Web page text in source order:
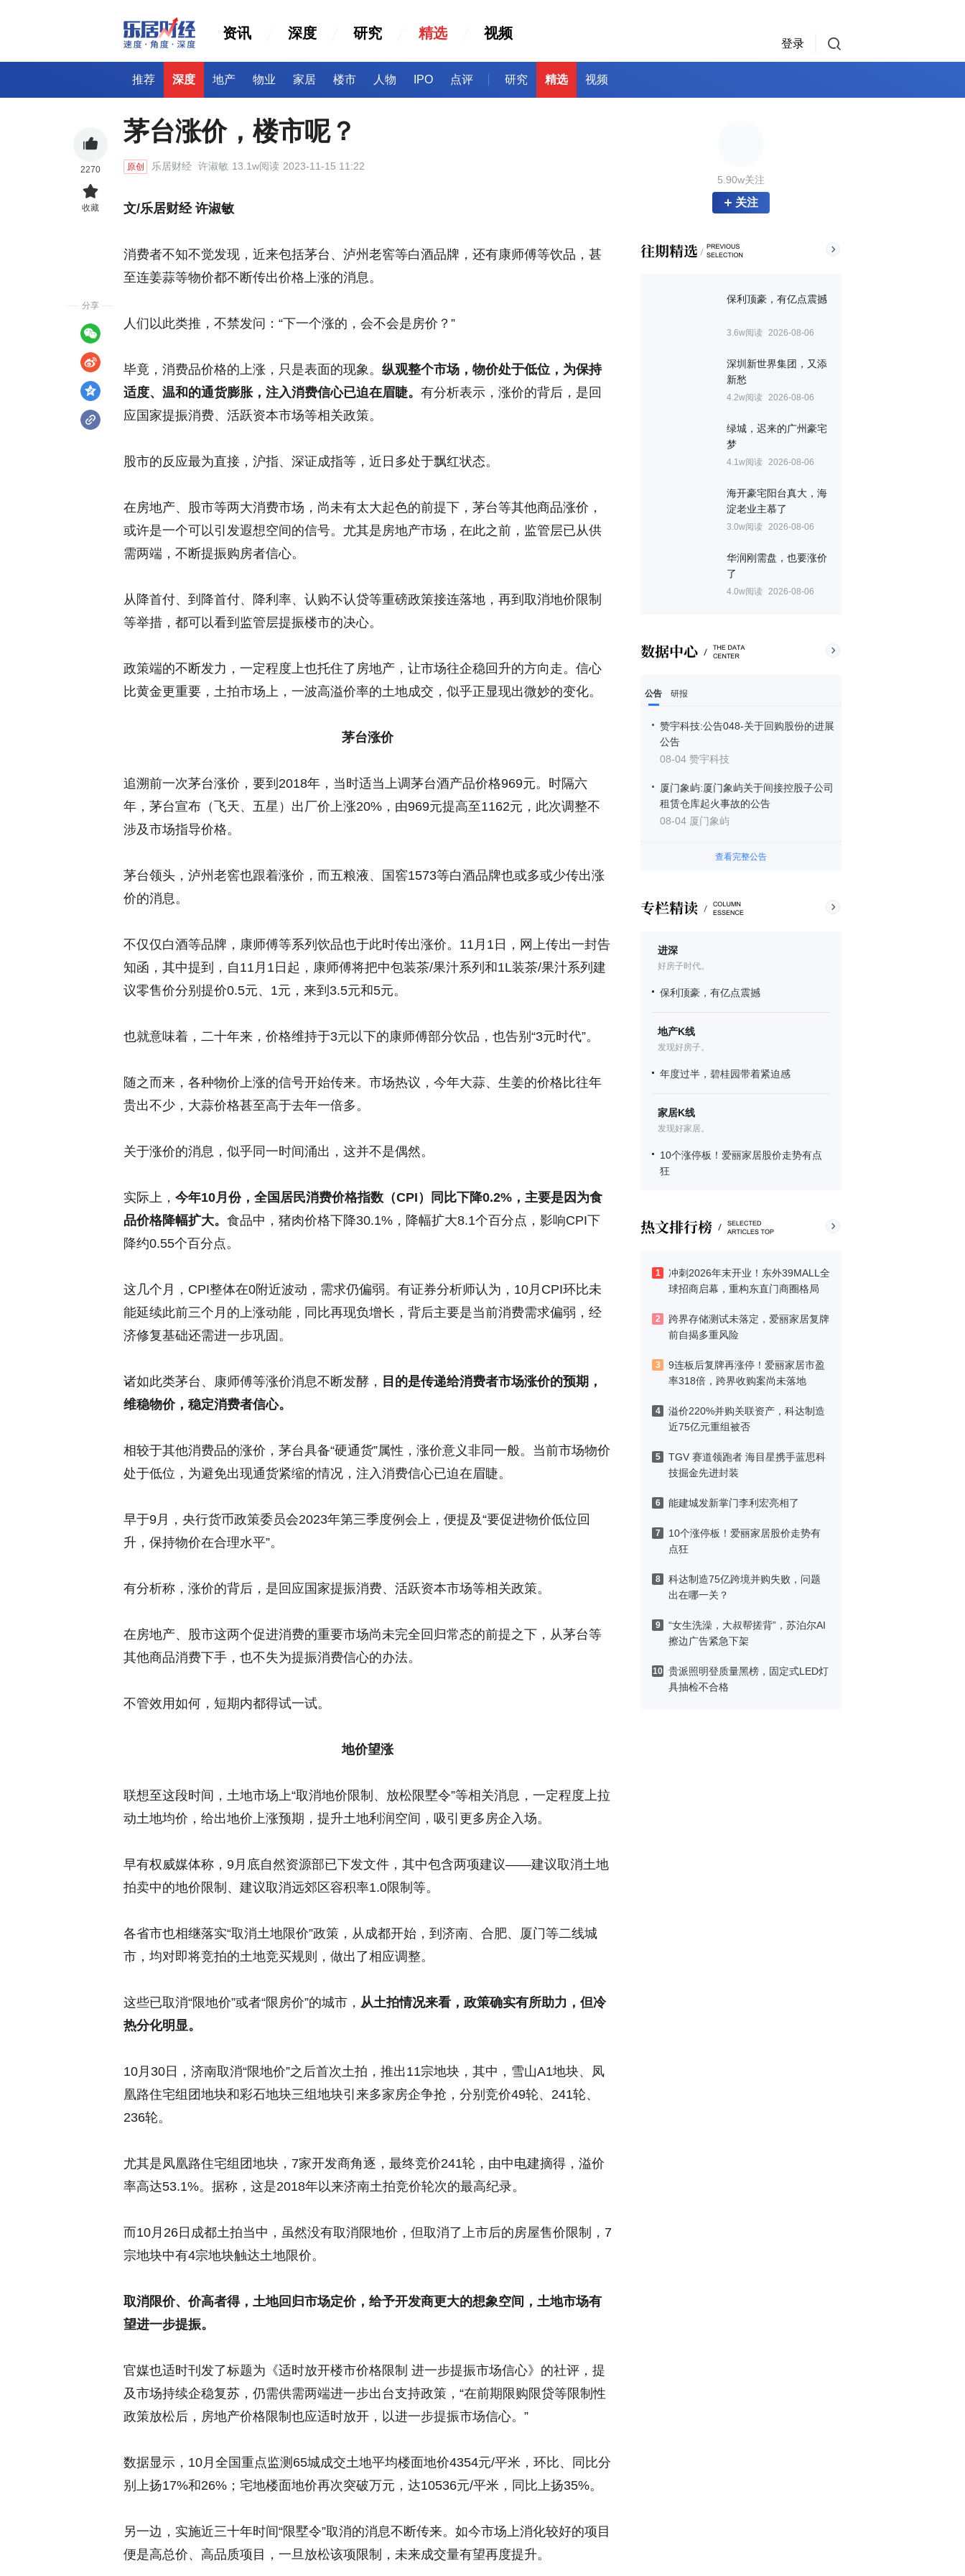
资讯 深度 研究 精选 视频
登录
推荐 深度 地产 物业 家居 楼市 人物 IPO 点评 研究 精选 视频
5.90w关注
关注
保利顶豪，有亿点震撼
3.6w阅读 2026-08-06
深圳新世界集团，又添
新愁
4.2w阅读 2026-08-06
绿城，迟来的广州豪宅
梦
4.1w阅读 2026-08-06
海开豪宅阳台真大，海
淀老业主慕了
3.0w阅读 2026-08-06
华润刚需盘，也要涨价
了
4.0w阅读 2026-08-06
公告 研报
赞宇科技:公告048-关于回购股份的进展
公告
08-04 赞宇科技
厦门象屿:厦门象屿关于间接控股子公司
租赁仓库起火事故的公告
08-04 厦门象屿
查看完整公告
进深
好房子时代。
保利顶豪，有亿点震撼
地产K线
发现好房子。
年度过半，碧桂园带着紧迫感
家居K线
发现好家居。
10个涨停板！爱丽家居股价走势有点
狂
1
冲刺2026年末开业！东外39MALL全
球招商启幕，重构东直门商圈格局
2
跨界存储测试未落定，爱丽家居复牌
前自揭多重风险
3
9连板后复牌再涨停！爱丽家居市盈
率318倍，跨界收购案尚未落地
4
溢价220%并购关联资产，科达制造
近75亿元重组被否
5
TGV 赛道领跑者 海目星携手蓝思科
技掘金先进封装
6 能建城发新掌门李利宏亮相了
7
10个涨停板！爱丽家居股价走势有
点狂
8
科达制造75亿跨境并购失败，问题
出在哪一关？
9
“女生洗澡，大叔帮搓背”，苏泊尔AI
擦边广告紧急下架
10 贵派照明登质量黑榜，固定式LED灯
具抽检不合格
茅台涨价，楼市呢？
原创 乐居财经 许淑敏 13.1w阅读 2023-11-15 11:22
文/乐居财经 许淑敏
消费者不知不觉发现，近来包括茅台、泸州老窖等白酒品牌，还有康师傅等饮品，甚
至连姜蒜等物价都不断传出价格上涨的消息。
人们以此类推，不禁发问：“下一个涨的，会不会是房价？”
毕竟，消费品价格的上涨，只是表面的现象。 纵观整个市场，物价处于低位，为保持
适度、温和的通货膨胀，注入消费信心已迫在眉睫。 有分析表示，涨价的背后，是回
应国家提振消费、活跃资本市场等相关政策。
股市的反应最为直接，沪指、深证成指等，近日多处于飘红状态。
在房地产、股市等两大消费市场，尚未有太大起色的前提下，茅台等其他商品涨价，
或许是一个可以引发遐想空间的信号。尤其是房地产市场，在此之前，监管层已从供
需两端，不断提振购房者信心。
从降首付、到降首付、降利率、认购不认贷等重磅政策接连落地，再到取消地价限制
等举措，都可以看到监管层提振楼市的决心。
政策端的不断发力，一定程度上也托住了房地产，让市场往企稳回升的方向走。信心
比黄金更重要，土拍市场上，一波高溢价率的土地成交，似乎正显现出微妙的变化。
茅台涨价
追溯前一次茅台涨价，要到2018年，当时适当上调茅台酒产品价格969元。时隔六
年，茅台宣布（飞天、五星）出厂价上涨20%，由969元提高至1162元，此次调整不
涉及市场指导价格。
茅台领头，泸州老窖也跟着涨价，而五粮液、国窖1573等白酒品牌也或多或少传出涨
价的消息。
不仅仅白酒等品牌，康师傅等系列饮品也于此时传出涨价。11月1日，网上传出一封告
知函，其中提到，自11月1日起，康师傅将把中包装茶/果汁系列和1L装茶/果汁系列建
议零售价分别提价0.5元、1元，来到3.5元和5元。
也就意味着，二十年来，价格维持于3元以下的康师傅部分饮品，也告别“3元时代”。
随之而来，各种物价上涨的信号开始传来。市场热议，今年大蒜、生姜的价格比往年
贵出不少，大蒜价格甚至高于去年一倍多。
关于涨价的消息，似乎同一时间涌出，这并不是偶然。
实际上， 今年10月份，全国居民消费价格指数（CPI）同比下降0.2% ，主要是因为食
品价格降幅扩大。 食品中，猪肉价格下降30.1%，降幅扩大8.1个百分点，影响CPI下
降约0.55个百分点。
这几个月，CPI整体在0附近波动，需求仍偏弱。有证券分析师认为，10月CPI环比未
能延续此前三个月的上涨动能，同比再现负增长，背后主要是当前消费需求偏弱，经
济修复基础还需进一步巩固。
诸如此类茅台、康师傅等涨价消息不断发酵， 目的是传递给消费者市场涨价的预期，
维稳物价，稳定消费者信心。
相较于其他消费品的涨价，茅台具备“硬通货”属性，涨价意义非同一般。当前市场物价
处于低位，为避免出现通货紧缩的情况，注入消费信心已迫在眉睫。
早于9月，央行货币政策委员会2023年第三季度例会上，便提及“要促进物价低位回
升，保持物价在合理水平”。
有分析称，涨价的背后，是回应国家提振消费、活跃资本市场等相关政策。
在房地产、股市这两个促进消费的重要市场尚未完全回归常态的前提之下，从茅台等
其他商品消费下手，也不失为提振消费信心的办法。
不管效用如何，短期内都得试一试。
地价望涨
联想至这段时间，土地市场上“取消地价限制、放松限墅令”等相关消息，一定程度上拉
动土地均价，给出地价上涨预期，提升土地利润空间，吸引更多房企入场。
早有权威媒体称，9月底自然资源部已下发文件，其中包含两项建议——建议取消土地
拍卖中的地价限制、建议取消远郊区容积率1.0限制等。
各省市也相继落实“取消土地限价”政策，从成都开始，到济南、合肥、厦门等二线城
市，均对即将竞拍的土地竞买规则，做出了相应调整。
这些已取消“限地价”或者“限房价”的城市， 从土拍情况来看，政策确实有所助力，但冷
热分化明显。
10月30日，济南取消“限地价”之后首次土拍，推出11宗地块，其中，雪山A1地块、凤
凰路住宅组团地块和彩石地块三组地块引来多家房企争抢，分别竞价49轮、241轮、
236轮。
尤其是凤凰路住宅组团地块，7家开发商角逐，最终竞价241轮，由中电建摘得，溢价
率高达53.1%。据称，这是2018年以来济南土拍竞价轮次的最高纪录。
而10月26日成都土拍当中，虽然没有取消限地价，但取消了上市后的房屋售价限制，7
宗地块中有4宗地块触达土地限价。
取消限价、价高者得，土地回归市场定价，给予开发商更大的想象空间，土地市场有
望进一步提振。
官媒也适时刊发了标题为《适时放开楼市价格限制 进一步提振市场信心》的社评，提
及市场持续企稳复苏，仍需供需两端进一步出台支持政策，“在前期限购限贷等限制性
政策放松后，房地产价格限制也应适时放开，以进一步提振市场信心。”
数据显示，10月全国重点监测65城成交土地平均楼面地价4354元/平米，环比、同比分
别上扬17%和26%；宅地楼面地价再次突破万元，达10536元/平米，同比上扬35%。
另一边，实施近三十年时间“限墅令”取消的消息不断传来。如今市场上消化较好的项目
便是高总价、高品质项目，一旦放松该项限制，未来成交量有望再度提升。
2270
收藏
分享